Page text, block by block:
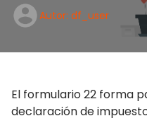
Autor: df_user
El formulario 22 forma
declaración de